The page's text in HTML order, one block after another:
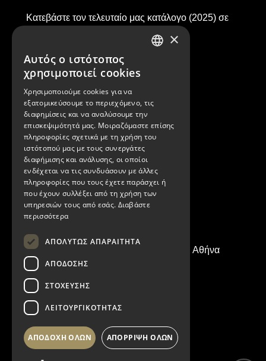
Κατεβάστε τον τελευταίο μας κατάλογο (2025) σε
ΛΗΨΗ ΚΑΤΑΛΟΓΟΥ
Τρώων 19Α, Περιστέρι 121 33, Αθήνα
info@eletro.gr
×
Αυτός ο ιστότοπος
χρησιμοποιεί cookies
Χρησιμοποιούμε cookies για να
εξατομικεύσουμε το περιεχόμενο, τις
διαφημίσεις και να αναλύσουμε την
επισκεψιμότητά μας. Μοιραζόμαστε επίσης
πληροφορίες σχετικά με τη χρήση του
ιστότοπού μας με τους συνεργάτες
διαφήμισης και ανάλυσης, οι οποίοι
ενδέχεται να τις συνδυάσουν με άλλες
πληροφορίες που τους έχετε παράσχει ή
που έχουν συλλέξει από τη χρήση των
υπηρεσιών τους από εσάς. Διαβάστε
περισσότερα
ΑΠΟΛΎΤΩΣ ΑΠΑΡΑΊΤΗΤΑ
ΑΠΌΔΟΣΗΣ
ΣΤΌΧΕΥΣΗΣ
ΛΕΙΤΟΥΡΓΙΚΌΤΗΤΑΣ
ΑΠΟΔΟΧΉ ΌΛΩΝ ΑΠΌΡΡΙΨΗ ΌΛΩΝ